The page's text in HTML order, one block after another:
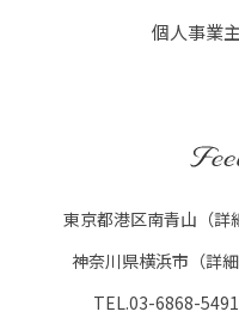
個人事業
東京都港区南青山（詳
神奈川県横浜市（詳
TEL.03-6868-